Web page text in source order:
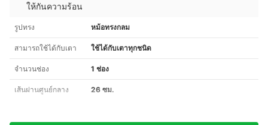
ให้กันความร้อน
รูปทรง หม้อทรงกลม
สามารถใช้ได้กับเตา ใช้ได้กับเตาทุกชนิด
จำนวนช่อง 1 ช่อง
เส้นผ่านศูนย์กลาง 26 ซม.